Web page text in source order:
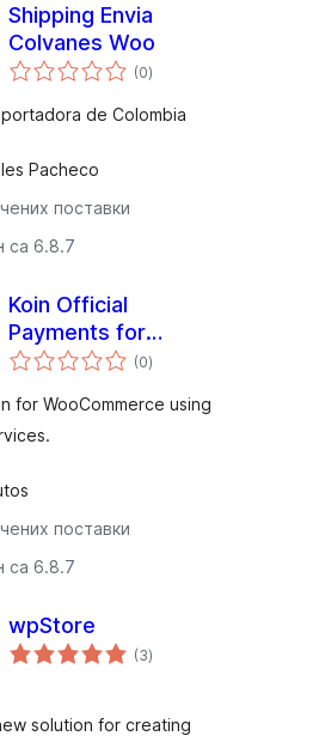
Shipping Envia
Colvanes Woo
(0укупних
оцена
)
de Colombia
Pacheco
поставки
са 6.8.7
Koin Official
Payments for
WooCommerce
(0укупних
оцена
)
for WooCommerce using
поставки
са 6.8.7
wpStore
(3укупних
оцена
)
solution for creating